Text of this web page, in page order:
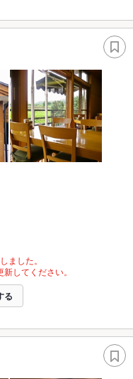
ました。
してください。
る